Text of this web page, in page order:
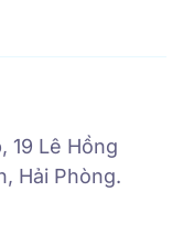
19 Lê Hồng
Hải Phòng.